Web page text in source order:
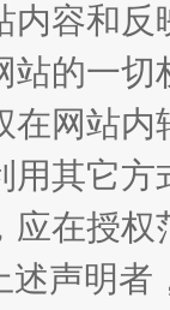
内容和
站的一
在网站
用其它
应在授
述声明